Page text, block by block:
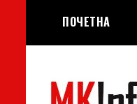
content
ПОЧЕТНА